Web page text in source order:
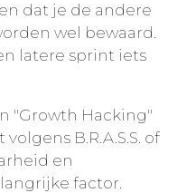
dat je de andere
wel bewaard.
latere sprint iets
"Growth Hacking"
B.R.A.S.S. of
en
factor.